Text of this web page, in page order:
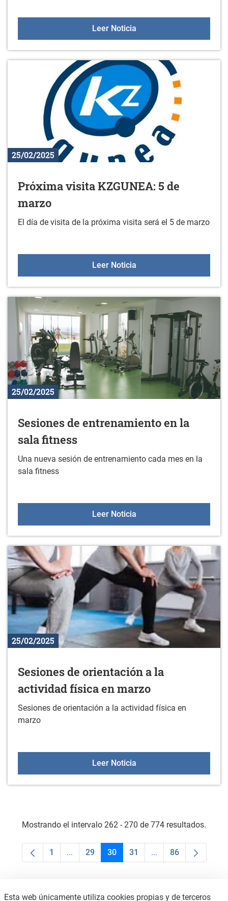
Leer NoticiaNuevos libros en la
25/02/2025
Próxima visita KZGUNEA: 5 de
marzo
El día de visita de la próxima visita será el 5 de marzo
Leer NoticiaPróxima visita
25/02/2025
Sesiones de entrenamiento en la
sala fitness
Una nueva sesión de entrenamiento cada mes en la
sala fitness
Leer NoticiaSesiones de
25/02/2025
Sesiones de orientación a la
actividad física en marzo
Sesiones de orientación a la actividad física en
marzo
Leer NoticiaSesiones de orientación
Mostrando el intervalo 262 - 270 de 774 resultados.
Página
1 ...Páginas intermedias Use TAB para
Página
29 Página
30 Página
31 ...PáginasPágina
86
Esta web únicamente utiliza cookies propias y de terceros